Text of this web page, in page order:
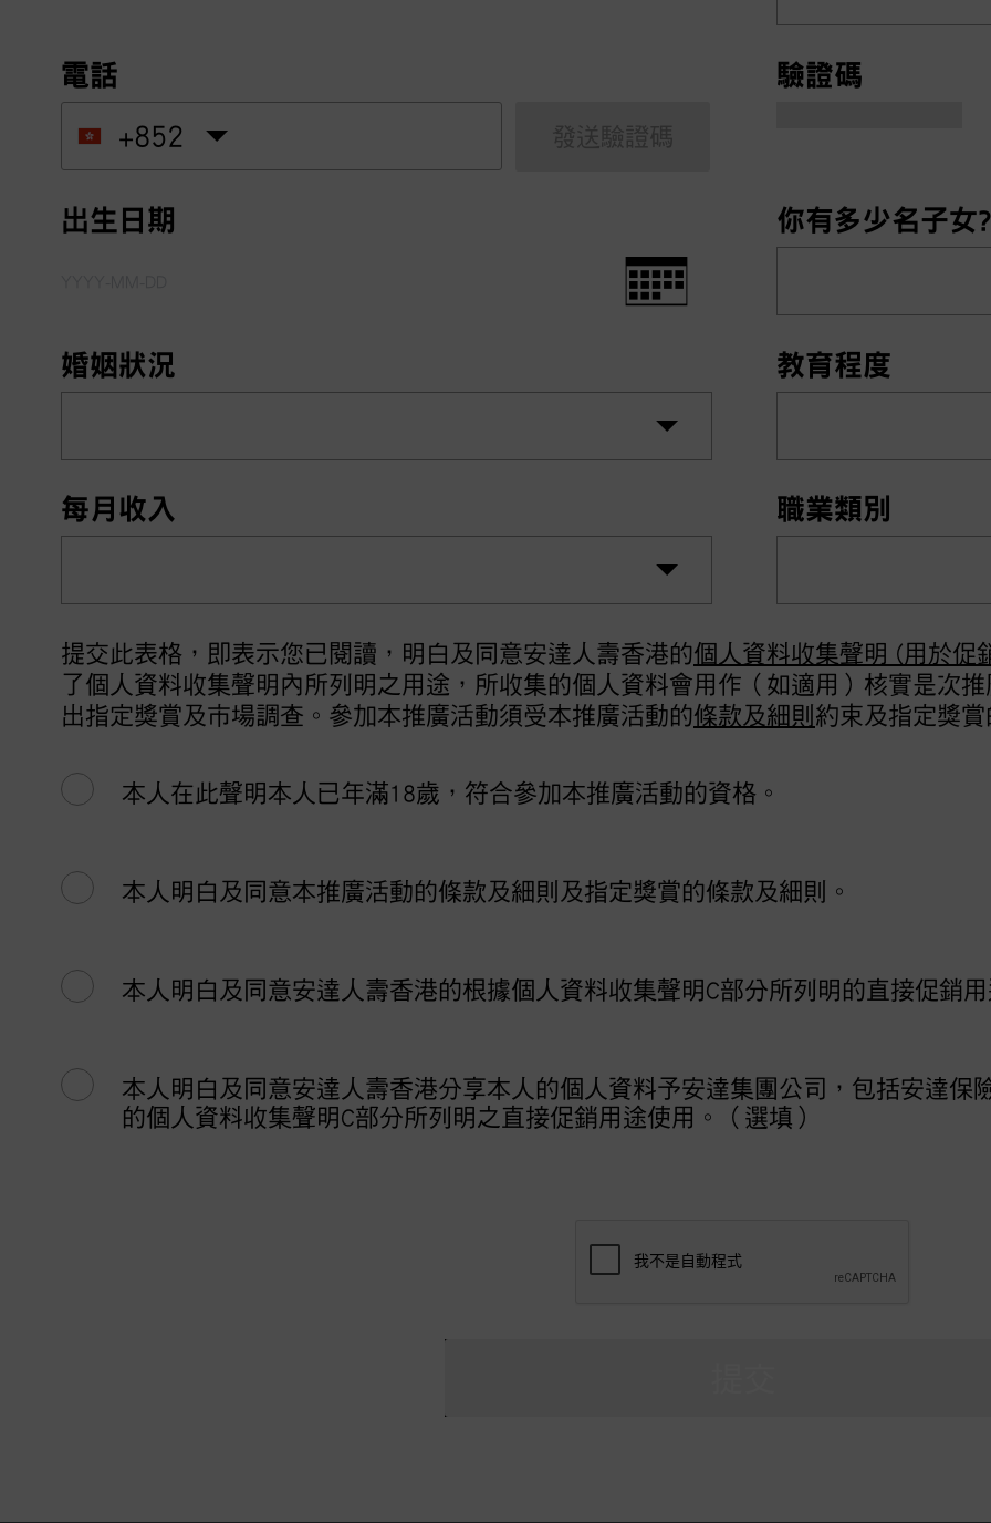
電話
+852
驗證碼
出生日期 你有多少名子女?
婚姻狀況 教育程度
每月收入 職業類別
提交此表格，即表示您已閱讀，明白及同意安達人壽香港的個人資料收集聲明 (用於促
了個人資料收集聲明內所列明之用途，所收集的個人資料會用作（如適用）核實是次
出指定獎賞及市場調查。參加本推廣活動須受本推廣活動的條款及細則 約束及指定獎賞
本人在此聲明本人已年滿18歲，符合參加本推廣活動的資格。
本人明白及同意本推廣活動的條款及細則及指定獎賞的條款及細則。
本人明白及同意安達人壽香港的根據個人資料收集聲明C部分所列明的直接促銷
本人明白及同意安達人壽香港分享本人的個人資料予安達集團公司，包括安達保
的個人資料收集聲明C部分所列明之直接促銷用途使用。（選填）